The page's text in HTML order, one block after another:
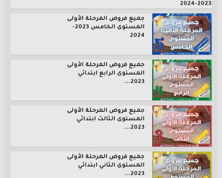
2023-2024
جميع فروض المرحلة الأولى
المستوى الخامس 2023-
2024
جميع فروض المرحلة الأولى
المستوى الرابع ابتدائي
2023...
جميع فروض المرحلة الأولى
المستوى الثالث ابتدائي
2023...
جميع فروض المرحلة الأولى
المستوى الثاني ابتدائي
2023...